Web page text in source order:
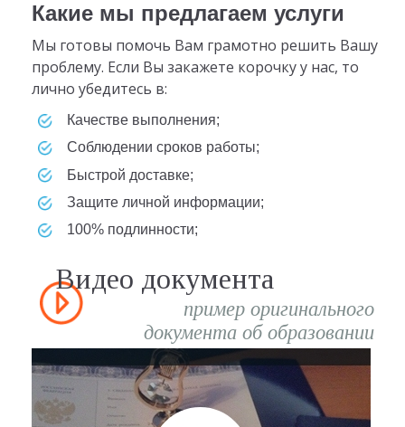
Какие мы предлагаем услуги
Мы готовы помочь Вам грамотно решить Вашу
проблему. Если Вы закажете корочку у нас, то
лично убедитесь в:
качестве выполнения;
соблюдении сроков работы;
быстрой доставке;
защите личной информации;
100% подлинности;
Видео документа
пример оригинального
документа об образовании